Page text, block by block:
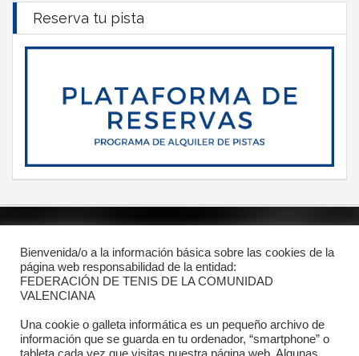
Reserva tu pista
PROTECCIÓN DE DATOS
Contacto
Bienvenida/o a la información básica sobre las cookies de la
página web responsabilidad de la entidad:
FEDERACIÓN DE TENIS DE LA COMUNIDAD
VALENCIANA
Una cookie o galleta informática es un pequeño archivo de
información que se guarda en tu ordenador, “smartphone” o